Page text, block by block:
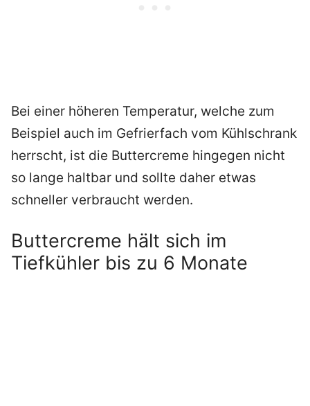
Bei einer höheren Temperatur, welche zum
Beispiel auch im Gefrierfach vom Kühlschrank
herrscht, ist die Buttercreme hingegen nicht
so lange haltbar und sollte daher etwas
schneller verbraucht werden.
Buttercreme hält sich im
Tiefkühler bis zu 6 Monate